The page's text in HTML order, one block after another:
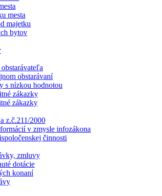
mesta
majetku
bytov
obstarávaní
s nízkou hodnotou
zákazky
zákazky
z.č.211/2000
v zmysle infozákona
činnosti
zmluvy
dotácie
konaní